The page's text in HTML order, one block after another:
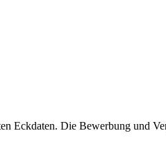
Eckdaten. Die Bewerbung und